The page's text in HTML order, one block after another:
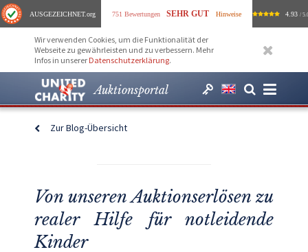
AUSGEZEICHNET.org 751 Bewertungen SEHR GUT Hinweise 4.93 /
Wir verwenden Cookies, um die Funktionalität der
Webseite zu gewährleisten und zu verbessern. Mehr
Infos in unserer Datenschutzerklärung.
Auktionsportal
Zur Blog-Übersicht
Von unseren Auktionserlösen zu
realer Hilfe für notleidende
Kinder